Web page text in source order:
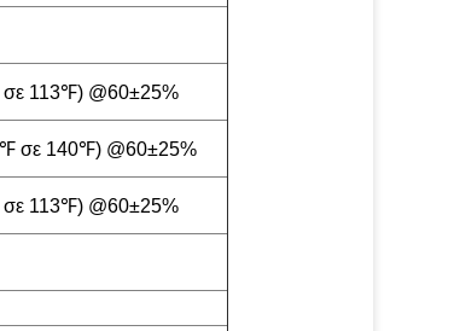
113℉) @60±25%
σε 140℉) @60±25%
113℉) @60±25%